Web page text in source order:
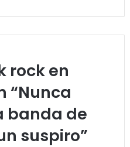
rock en
“Nunca
banda de
suspiro”